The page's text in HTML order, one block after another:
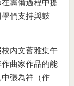
籌備過程中提
們支持與鼓
內文薈雅集午
曲家作品的能
張為祥（作